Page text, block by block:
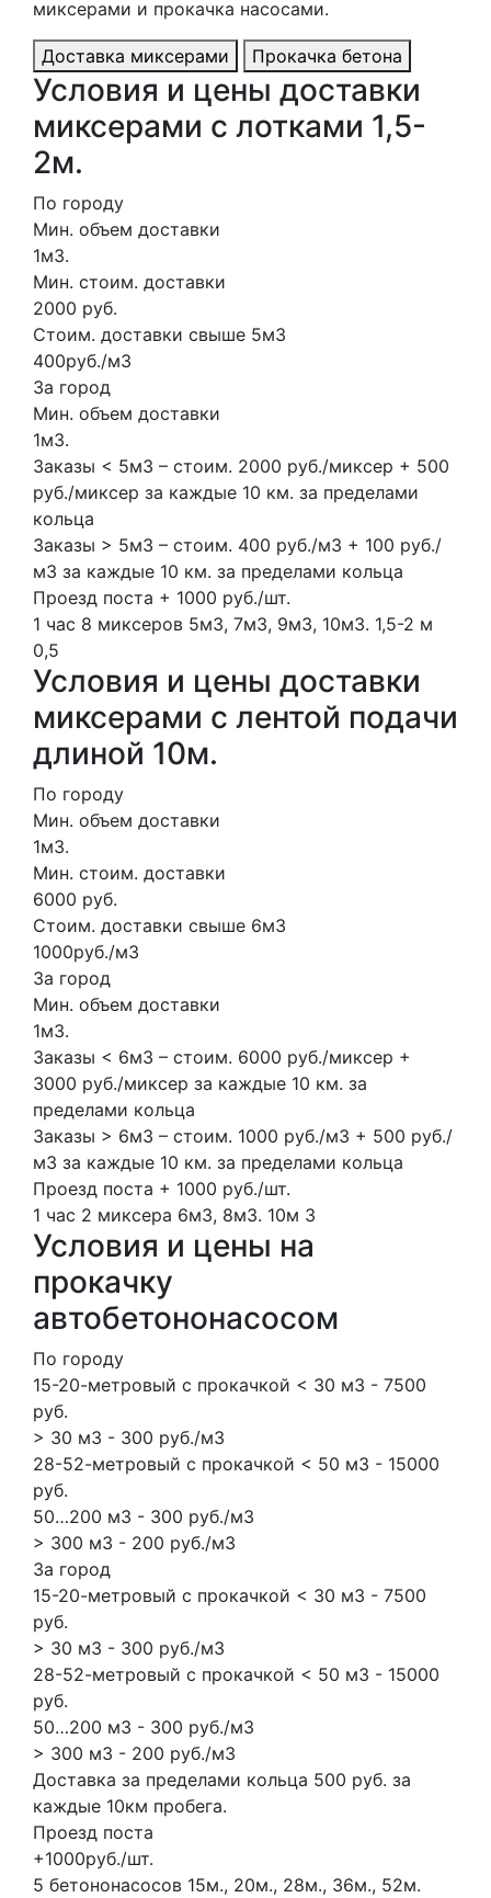
миксерами и прокачка насосами.
Доставка миксерами Прокачка бетона
Условия и цены доставки
миксерами с лотками 1,5-
2м.
По городу
Мин. объем доставки
1м3.
Мин. стоим. доставки
2000 руб.
Стоим. доставки свыше 5м3
400руб./м3
За город
Мин. объем доставки
1м3.
Заказы < 5м3 – стоим. 2000 руб./миксер + 500
руб./миксер за каждые 10 км. за пределами
кольца
Заказы > 5м3 – стоим. 400 руб./м3 + 100 руб./
м3 за каждые 10 км. за пределами кольца
Проезд поста + 1000 руб./шт.
1 час 8 миксеров 5м3, 7м3, 9м3, 10м3. 1,5-2 м
0,5
Условия и цены доставки
миксерами с лентой подачи
длиной 10м.
По городу
Мин. объем доставки
1м3.
Мин. стоим. доставки
6000 руб.
Стоим. доставки свыше 6м3
1000руб./м3
За город
Мин. объем доставки
1м3.
Заказы < 6м3 – стоим. 6000 руб./миксер +
3000 руб./миксер за каждые 10 км. за
пределами кольца
Заказы > 6м3 – стоим. 1000 руб./м3 + 500 руб./
м3 за каждые 10 км. за пределами кольца
Проезд поста + 1000 руб./шт.
1 час 2 миксера 6м3, 8м3. 10м 3
Условия и цены на
прокачку
автобетононасосом
По городу
15-20-метровый с прокачкой < 30 м3 - 7500
руб.
> 30 м3 - 300 руб./м3
28-52-метровый с прокачкой < 50 м3 - 15000
руб.
50…200 м3 - 300 руб./м3
> 300 м3 - 200 руб./м3
За город
15-20-метровый с прокачкой < 30 м3 - 7500
руб.
> 30 м3 - 300 руб./м3
28-52-метровый с прокачкой < 50 м3 - 15000
руб.
50…200 м3 - 300 руб./м3
> 300 м3 - 200 руб./м3
Доставка за пределами кольца 500 руб. за
каждые 10км пробега.
Проезд поста
+1000руб./шт.
5 бетононасосов 15м., 20м., 28м., 36м., 52м.